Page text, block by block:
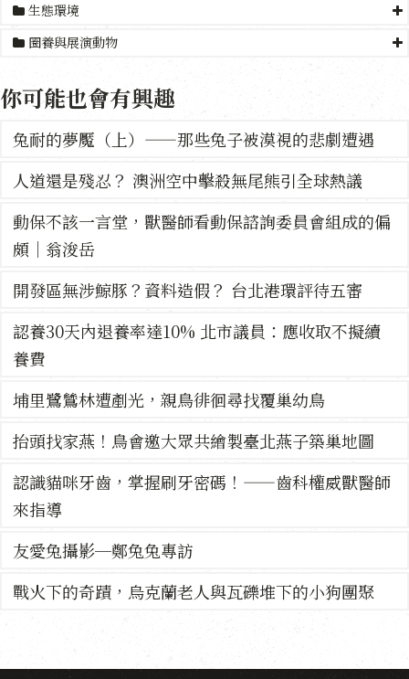
生態環境
圈養與展演動物
你可能也會有興趣
兔耐的夢魘（上）——那些兔子被漠視的悲劇遭遇
人道還是殘忍？ 澳洲空中擊殺無尾熊引全球熱議
動保不該一言堂，獸醫師看動保諮詢委員會組成的偏
頗｜翁浚岳
開發區無涉鯨豚？資料造假？ 台北港環評待五審
認養30天內退養率達10% 北市議員：應收取不擬續
養費
埔里鷺鷥林遭剷光，親鳥徘徊尋找覆巢幼鳥
抬頭找家燕！鳥會邀大眾共繪製臺北燕子築巢地圖
​認識貓咪牙齒，掌握刷牙密碼！——齒科權威獸醫師
來指導
友愛兔攝影─鄭兔兔專訪
戰火下的奇蹟，烏克蘭老人與瓦礫堆下的小狗團聚